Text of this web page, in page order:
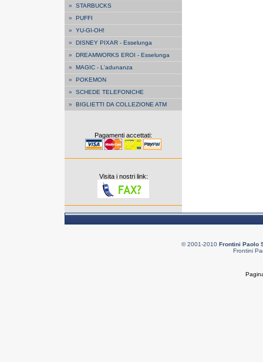
» STARBUCKS
» PUFFI
» YU-GI-OH!
» DISNEY PIXAR - Esselunga
» DREAMWORKS EROI - Esselunga
» MAGIC - L'adunanza
» POKEMON
» SCHEDE TELEFONICHE
» BIGLIETTI DA COLLEZIONE ATM
Pagamenti accettati:
Visita i nostri link:
© 2001-2010 Frontini Paolo
Frontini